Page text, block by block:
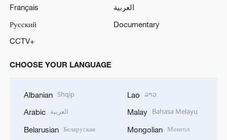
Français
العربية
Русский
Documentary
CCTV+
CHOOSE YOUR LANGUAGE
Albanian Shqip
Arabic العربية
Belarusian Беларуская
Lao ລາວ
Malay Bahasa Melayu
Mongolian Монгол